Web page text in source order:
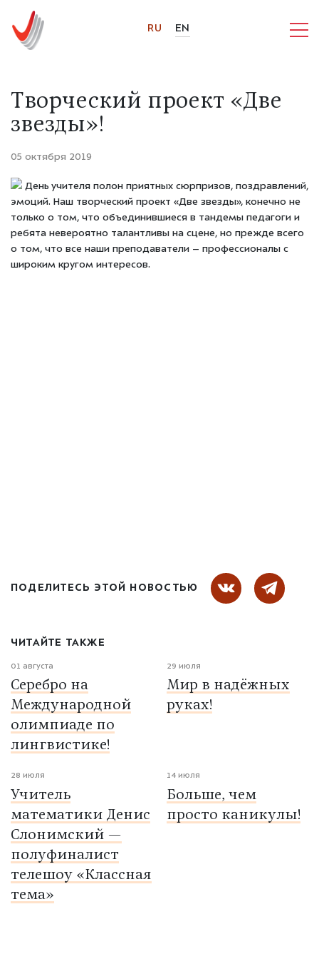
RU EN
Творческий проект «Две
звезды»!
05 октября 2019
День учителя полон приятных сюрпризов, поздравлений,
эмоций. Наш творческий проект «Две звезды», конечно не
только о том, что объединившиеся в тандемы педагоги и
ребята невероятно талантливы на сцене, но прежде всего
о том, что все наши преподаватели – профессионалы с
широким кругом интересов.
ПОДЕЛИТЕСЬ ЭТОЙ НОВОСТЬЮ
ЧИТАЙТЕ ТАКЖЕ
01 августа
Серебро на
Международной
олимпиаде по
лингвистике!
29 июля
Мир в надёжных
руках!
28 июля
Учитель
математики Денис
Слонимский —
полуфиналист
телешоу «Классная
тема»
14 июля
Больше, чем
просто каникулы!